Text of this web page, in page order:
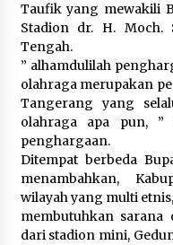
8
Piala
8
Taufik yang mewakili
Stadion dr. H. Moch.
Tengah.
” alhamdulilah
olahraga merupakan
Tangerang yang
olahraga apa pun, ”
penghargaan.
Ditempat berbeda
menambahkan,
wilayah yang multi
membutuhkan
dari stadion mini,